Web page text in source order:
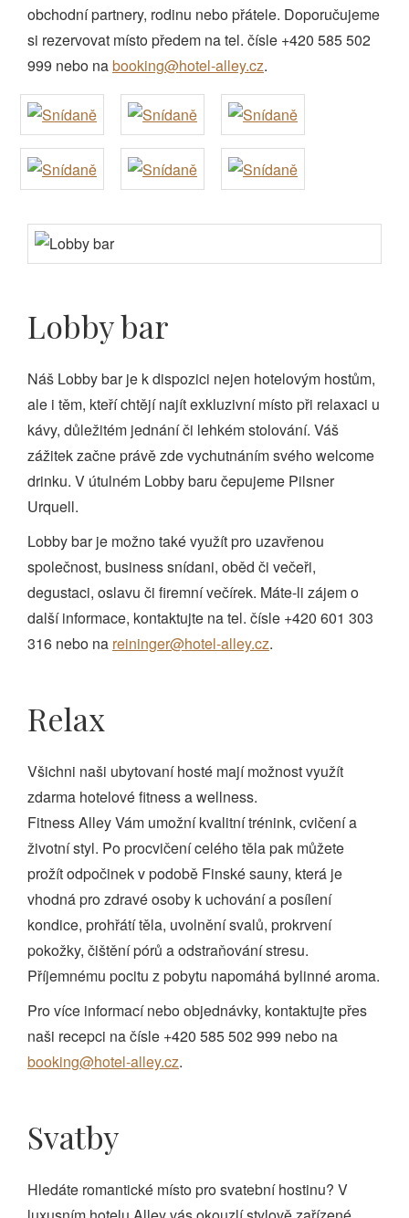
obchodní partnery, rodinu nebo přátele. Doporučujeme
si rezervovat místo předem na tel. čísle +420 585 502
999 nebo nabooking@hotel-alley.cz.
Lobby bar
Náš Lobby bar je k dispozici nejen hotelovým hostům,
ale i těm, kteří chtějí najít exkluzivní místo při relaxaci u
kávy, důležitém jednání či lehkém stolování. Váš
zážitek začne právě zde vychutnáním svého welcome
drinku. V útulném Lobby baru čepujeme Pilsner
Urquell.
Lobby bar je možno také využít pro uzavřenou
společnost, business snídani, oběd či večeři,
degustaci, oslavu či firemní večírek. Máte-li zájem o
další informace, kontaktujte na tel. čísle +420 601 303
316 nebo na reininger@hotel-alley.cz.
Relax
Všichni naši ubytovaní hosté mají možnost využít
zdarma hotelové fitness a wellness.
Fitness Alley Vám umožní kvalitní trénink, cvičení a
životní styl. Po procvičení celého těla pak můžete
prožít odpočinek v podobě Finské sauny, která je
vhodná pro zdravé osoby k uchování a posílení
kondice, prohřátí těla, uvolnění svalů, prokrvení
pokožky, čištění pórů a odstraňování stresu.
Příjemnému pocitu z pobytu napomáhá bylinné aroma.
Pro více informací nebo objednávky, kontaktujte přes
naši recepci na čísle +420 585 502 999 nebo na
booking@hotel-alley.cz.
Svatby
Hledáte romantické místo pro svatební hostinu? V